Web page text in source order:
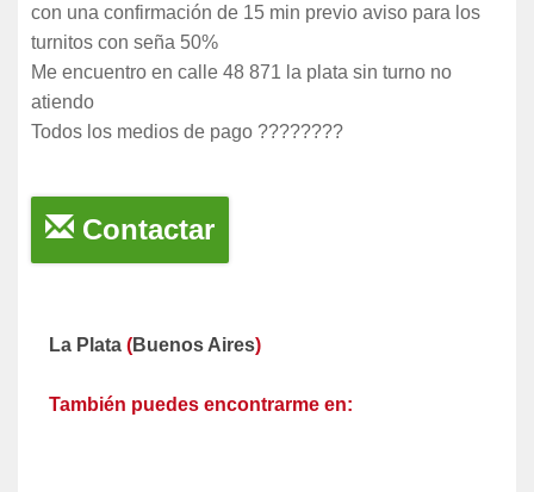
con una confirmación de 15 min previo aviso para los
turnitos con seña 50%
Me encuentro en calle 48 871 la plata sin turno no
atiendo
Todos los medios de pago ????????
Contactar
La Plata (Buenos Aires)
También puedes encontrarme en: